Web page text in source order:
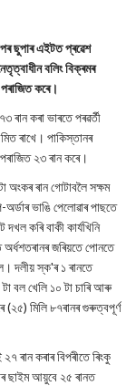
ছুপাৰ এইটত প্ৰৱেশ
বলিং বিক্ৰমৰ
কৰে।
কৰা ভাৰতে পৰৱৰ্তী
ৰাখে। পাকিস্তানৰ
২৩ ৰান কৰে।
অংকৰ ৰান গোটাবলৈ সক্ষম
ভাঙি পেলোৱাৰ পাছতে
কৰি বাকী কাৰ্যখিনি
জৰিয়তে পোনতে
দলীয় স্ক'ৰ ১ ৰানতে
বল খেলি ১০ টা চাৰি আৰু
(২৫) মিলি ৮৭ৰানৰ গুৰুত্বপূৰ্ণ
ৰান কৰাৰ বিপৰীতে ৰিংকু
ছাইম আয়ুবে ২৫ ৰানত